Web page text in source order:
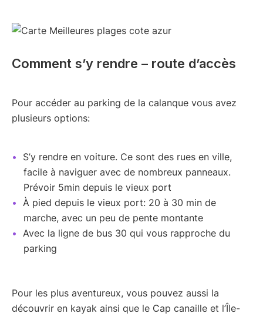
Comment s’y rendre – route d’accès
Pour accéder au parking de la calanque vous avez
plusieurs options:
S’y rendre en voiture. Ce sont des rues en ville,
facile à naviguer avec de nombreux panneaux.
Prévoir 5min depuis le vieux port
À pied depuis le vieux port: 20 à 30 min de
marche, avec un peu de pente montante
Avec la ligne de bus 30 qui vous rapproche du
parking
Pour les plus aventureux, vous pouvez aussi la
découvrir en kayak ainsi que le Cap canaille et l’Île-